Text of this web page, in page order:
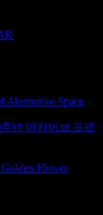
Alternative Space
년 아카이브 프로
Flower